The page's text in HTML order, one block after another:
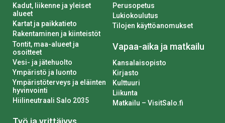
Kadut, liikenne ja yleiset
alueet
Kartat ja paikkatieto
Rakentaminen ja kiinteistöt
Tontit, maa-alueet ja
osoitteet
Vesi- ja jätehuolto
Ympäristö ja luonto
Ympäristöterveys ja eläinten
hyvinvointi
Hiilineutraali Salo 2035
Perusopetus
Lukiokoulutus
Tilojen käyttöanomukset
Vapaa-aika ja matkailu
Kansalaisopisto
Kirjasto
Kulttuuri
Liikunta
Matkailu – VisitSalo.fi